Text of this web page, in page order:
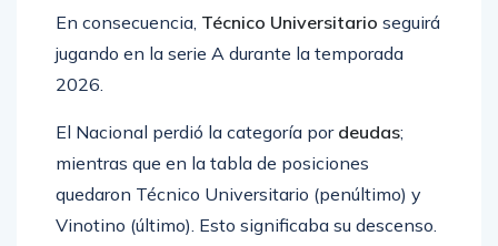
En consecuencia, Técnico Universitario seguirá
jugando en la serie A durante la temporada
2026.
El Nacional perdió la categoría por deudas;
mientras que en la tabla de posiciones
quedaron Técnico Universitario (penúltimo) y
Vinotino (último). Esto significaba su descenso.